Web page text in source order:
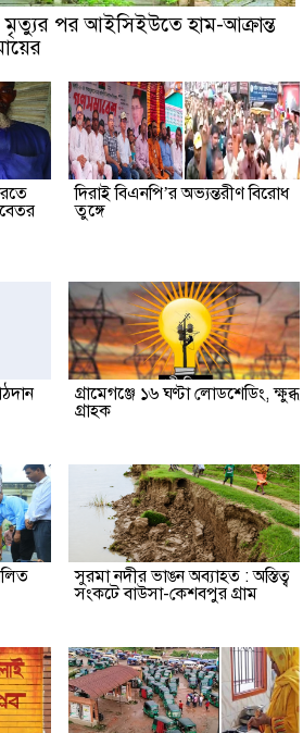
মৃত্যুর পর আইসিইউতে হাম-আক্রান্ত
দিরাই বিএনপি’র অভ্যন্তরীণ বিরোধ
তুঙ্গে
গ্রামেগঞ্জে ১৬ ঘণ্টা লোডশেডিং, ক্ষুব্ধ
গ্রাহক
সুরমা নদীর ভাঙন অব্যাহত : অস্তিত্ব
সংকটে বাউসা-কেশবপুর গ্রাম